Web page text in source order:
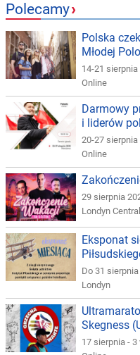
Polecamy›
Polska
Młodej
14-21 sierpnia
Online
Darmowy
i liderów
20-27 sierpnia
Online
29 sierpnia
Londyn
Eksponat
Do 31
Londyn
Skegness
17 sierpnia -